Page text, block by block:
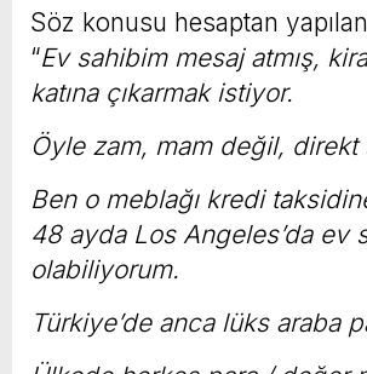
Söz konusu hesaptan
“Ev sahibim mesaj atmış,
katına çıkarmak istiyor.
Öyle zam, mam değil, direkt
Ben o meblağı kredi
48 ayda Los Angeles’da ev
olabiliyorum.
Türkiye’de anca lüks araba